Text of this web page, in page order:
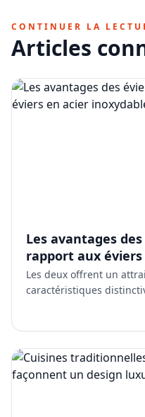
CONTINUER LA
Articles
Les avantages
rapport aux
Les deux offrent un
caractéristiques